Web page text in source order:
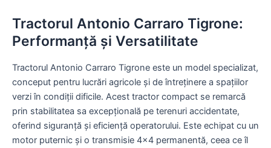
Tractorul Antonio Carraro Tigrone:
Performanță și Versatilitate
Tractorul Antonio Carraro Tigrone este un model specializat,
conceput pentru lucrări agricole și de întreținere a spațiilor
verzi în condiții dificile. Acest tractor compact se remarcă
prin stabilitatea sa excepțională pe terenuri accidentate,
oferind siguranță și eficiență operatorului. Este echipat cu un
motor puternic și o transmisie 4×4 permanentă, ceea ce îl